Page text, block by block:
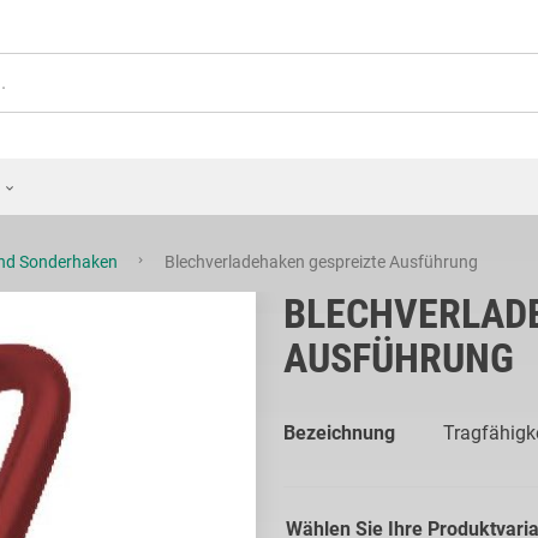
Sonderhaken Blechverladehaken gespreizte Ausführung
AUSFÜHRUNG
Bezeichnung
Wählen Sie Ihre